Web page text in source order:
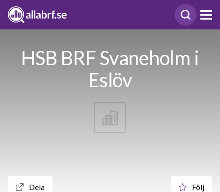
HSB BRF Svaneholm i
Eslöv
Dela Följ